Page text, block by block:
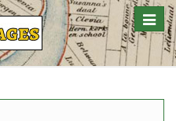
Toggle